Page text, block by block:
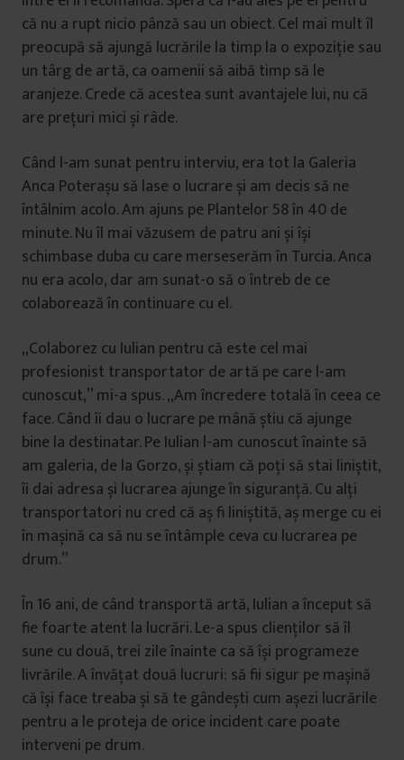
că nu a rupt nicio pânză sau un obiect. Cel mai mult îl
preocupă să ajungă lucrările la timp la o expoziție sau
un târg de artă, ca oamenii să aibă timp să le
aranjeze. Crede că acestea sunt avantajele lui, nu că
are prețuri mici și râde.
Când l-am sunat pentru interviu, era tot la Galeria
Anca Poterașu să lase o lucrare și am decis să ne
întâlnim acolo. Am ajuns pe Plantelor 58 în 40 de
minute. Nu îl mai văzusem de patru ani și își
schimbase duba cu care merseserăm în Turcia. Anca
nu era acolo, dar am sunat-o să o întreb de ce
colaborează în continuare cu el.
„Colaborez cu Iulian pentru că este cel mai
profesionist transportator de artă pe care l-am
cunoscut,” mi-a spus. „Am încredere totală în ceea ce
face. Când îi dau o lucrare pe mână știu că ajunge
bine la destinatar. Pe Iulian l-am cunoscut înainte să
am galeria, de la Gorzo, și știam că poți să stai liniștit,
îi dai adresa și lucrarea ajunge în siguranță. Cu alți
transportatori nu cred că aș fi liniștită, aș merge cu ei
în mașină ca să nu se întâmple ceva cu lucrarea pe
drum.”
În 16 ani, de când transportă artă, Iulian a început să
fie foarte atent la lucrări. Le-a spus clienților să îl
sune cu două, trei zile înainte ca să își programeze
livrările. A învățat două lucruri: să fii sigur pe mașină
că își face treaba și să te gândești cum așezi lucrările
pentru a le proteja de orice incident care poate
interveni pe drum.